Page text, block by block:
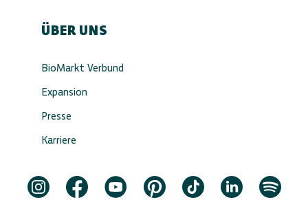
ÜBER UNS
BioMarkt Verbund
Expansion
Presse
Karriere